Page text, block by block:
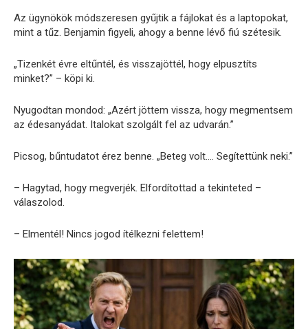
Az ügynökök módszeresen gyűjtik a fájlokat és a laptopokat,
mint a tűz. Benjamin figyeli, ahogy a benne lévő fiú szétesik.
„Tizenkét évre eltűntél, és visszajöttél, hogy elpusztíts
minket?” – köpi ki.
Nyugodtan mondod: „Azért jöttem vissza, hogy megmentsem
az édesanyádat. Italokat szolgált fel az udvarán.”
Picsog, bűntudatot érez benne. „Beteg volt…. Segítettünk neki.”
– Hagytad, hogy megverjék. Elfordítottad a tekinteted –
válaszolod.
– Elmentél! Nincs jogod ítélkezni felettem!